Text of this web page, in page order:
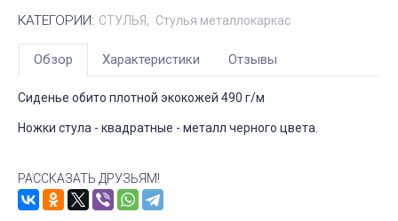
КАТЕГОРИИ: СТУЛЬЯ Стулья металлокаркас
Обзор Характеристики Отзывы
Сиденье обито плотной экокожей 490 г/м
Ножки стула - квадратные - металл черного цвета.
РАССКАЗАТЬ ДРУЗЬЯМ!